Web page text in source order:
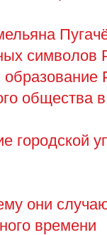
символов
общества
городской
они
времени